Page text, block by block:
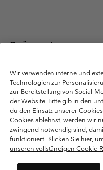
Österreich
Columbia Sportswear
Bergheim, Salzburg Österreich.
Nutzungsbedingungen
Datenschutzerklärung
Bestimmungen und
Nutzungsbedingungen Für
Cookies
Wir verwenden interne und
Technologien zur
zur Bereitstellung von Social-
der Website. Bitte gib in den
du den Einsatz unserer
Cookies ablehnst, werden wir
zwingend notwendig sind,
funktioniert. Klicken Sie hier,
unseren vollständigen Cookie-
Bitte wählen Sie Ihr